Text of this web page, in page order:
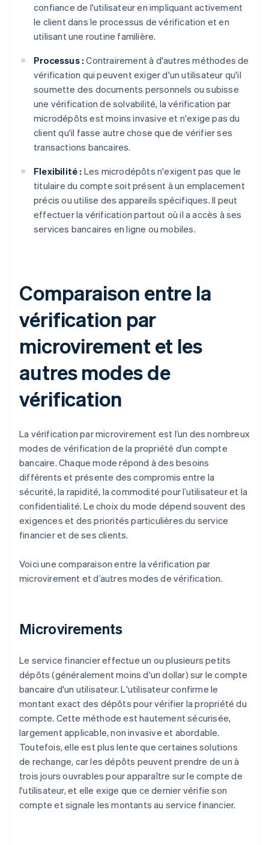
confiance de l'utilisateur en impliquant activement
le client dans le processus de vérification et en
utilisant une routine familière.
Processus : Contrairement à d'autres méthodes de
vérification qui peuvent exiger d'un utilisateur qu'il
soumette des documents personnels ou subisse
une vérification de solvabilité, la vérification par
microdépôts est moins invasive et n'exige pas du
client qu'il fasse autre chose que de vérifier ses
transactions bancaires.
Flexibilité : Les microdépôts n'exigent pas que le
titulaire du compte soit présent à un emplacement
précis ou utilise des appareils spécifiques. Il peut
effectuer la vérification partout où il a accès à ses
services bancaires en ligne ou mobiles.
Comparaison entre la
vérification par
microvirement et les
autres modes de
vérification
La vérification par microvirement est l’un des nombreux
modes de vérification de la propriété d’un compte
bancaire. Chaque mode répond à des besoins
différents et présente des compromis entre la
sécurité, la rapidité, la commodité pour l’utilisateur et la
confidentialité. Le choix du mode dépend souvent des
exigences et des priorités particulières du service
financier et de ses clients.
Voici une comparaison entre la vérification par
microvirement et d’autres modes de vérification.
Microvirements
Le service financier effectue un ou plusieurs petits
dépôts (généralement moins d'un dollar) sur le compte
bancaire d'un utilisateur. L'utilisateur confirme le
montant exact des dépôts pour vérifier la propriété du
compte. Cette méthode est hautement sécurisée,
largement applicable, non invasive et abordable.
Toutefois, elle est plus lente que certaines solutions
de rechange, car les dépôts peuvent prendre de un à
trois jours ouvrables pour apparaître sur le compte de
l'utilisateur, et elle exige que ce dernier vérifie son
compte et signale les montants au service financier.